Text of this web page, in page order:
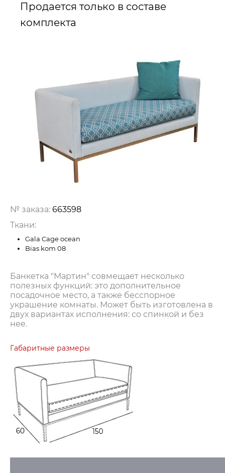
Продается только в составе
комплекта
№ заказа: 663598
Ткани:
Gala Cage ocean
Bias kom 08
Банкетка "Мартин" совмещает несколько
полезных функций: это дополнительное
посадочное место, а также бесспорное
украшение комнаты. Может быть изготовлена в
двух вариантах исполнения: со спинкой и без
нее.
Габаритные размеры